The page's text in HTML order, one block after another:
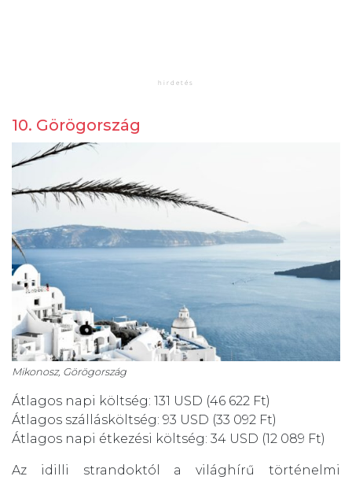
10. Görögország
Mikonosz, Görögország
Átlagos napi költség: 131 USD (46 622 Ft)
Átlagos szállásköltség: 93 USD (33 092 Ft)
Átlagos napi étkezési költség: 34 USD (12 089 Ft)
Az idilli strandoktól a világhírű történelmi